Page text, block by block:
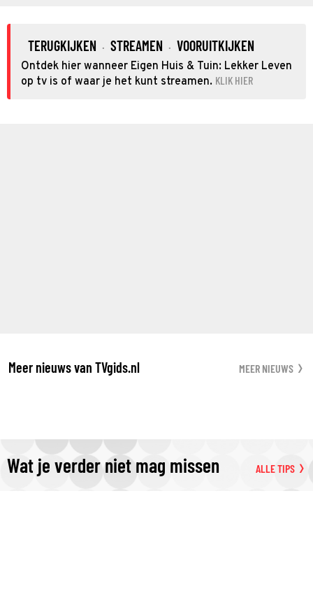
TERUGKIJKEN · STREAMEN · VOORUITKIJKEN
Ontdek hier wanneer Eigen Huis & Tuin: Lekker Leven
op tv is of waar je het kunt streamen. KLIK HIER
Meer nieuws van TVgids.nl MEER NIEUWS
Wat je verder niet mag missen ALLE TIPS